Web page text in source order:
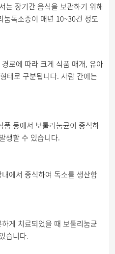
는 장기간 음식을 보관하기 위해
눔독소증이 매년 10~30건 정도
로에 따라 크게 식품 매개, 유아
태로 구분됩니다. 사람 간에는
등에서 보툴리눔균이 증식하
생할 수 있습니다.
에서 증식하여 독소를 생산함
게 치료되었을 때 보툴리눔균
습니다.